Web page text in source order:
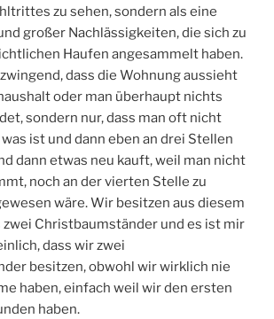
zu sehen, sondern als eine
großer Nachlässigkeiten, die sich zu
Haufen angesammelt haben.
dass die Wohnung aussieht
oder man überhaupt nichts
sondern nur, dass man oft nicht
ist und dann eben an drei Stellen
dann etwas neu kauft, weil man nicht
noch an der vierten Stelle zu
wäre. Wir besitzen aus diesem
zwei Christbaumständer und es ist mir
dass wir zwei
besitzen, obwohl wir wirklich nie
haben, einfach weil wir den ersten
haben.